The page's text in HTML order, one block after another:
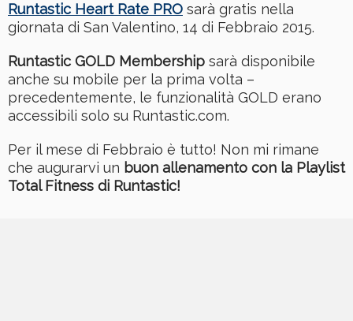
Runtastic Heart Rate PRO sarà gratis nella
giornata di San Valentino, 14 di Febbraio 2015.
Runtastic GOLD Membership sarà disponibile
anche su mobile per la prima volta –
precedentemente, le funzionalità GOLD erano
accessibili solo su Runtastic.com​.
Per il mese di Febbraio è tutto! Non mi rimane
che augurarvi un buon allenamento con la Playlist
Total Fitness di Runtastic!